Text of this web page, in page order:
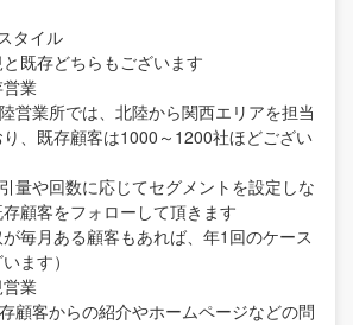
タイル
と既存どちらもございます
営業
営業所では、北陸から関西エリアを担当
り、既存顧客は1000～1200社ほどござい
量や回数に応じてセグメントを設定しな
顧客をフォローして頂きます
が毎月ある顧客もあれば、年1回のケース
ます）
営業
顧客からの紹介やホームページなどの問